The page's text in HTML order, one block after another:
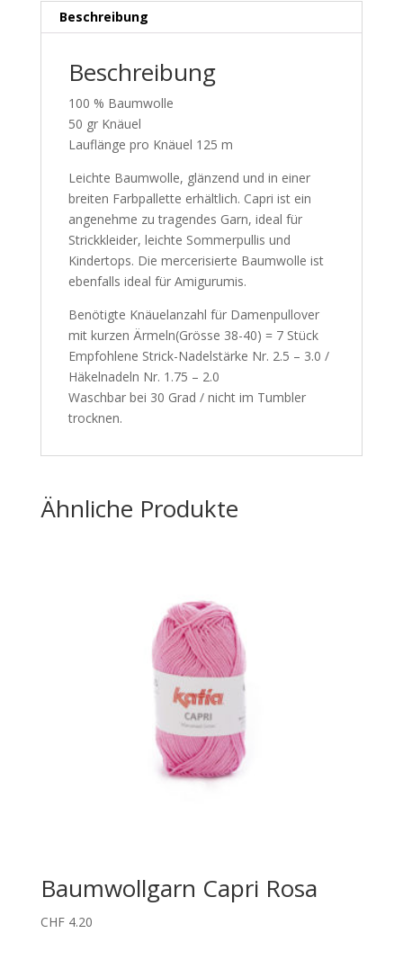
Beschreibung
Beschreibung
100 % Baumwolle
50 gr Knäuel
Lauflänge pro Knäuel 125 m
Leichte Baumwolle, glänzend und in einer
breiten Farbpallette erhältlich. Capri ist ein
angenehme zu tragendes Garn, ideal für
Strickkleider, leichte Sommerpullis und
Kindertops. Die mercerisierte Baumwolle ist
ebenfalls ideal für Amigurumis.
Benötigte Knäuelanzahl für Damenpullover
mit kurzen Ärmeln(Grösse 38-40) = 7 Stück
Empfohlene Strick-Nadelstärke Nr. 2.5 – 3.0 /
Häkelnadeln Nr. 1.75 – 2.0
Waschbar bei 30 Grad / nicht im Tumbler
trocknen.
Ähnliche Produkte
Baumwollgarn Capri Rosa
CHF4.20